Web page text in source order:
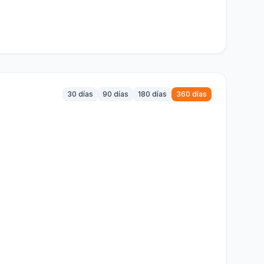
30 días 90 días 180 días 360 días